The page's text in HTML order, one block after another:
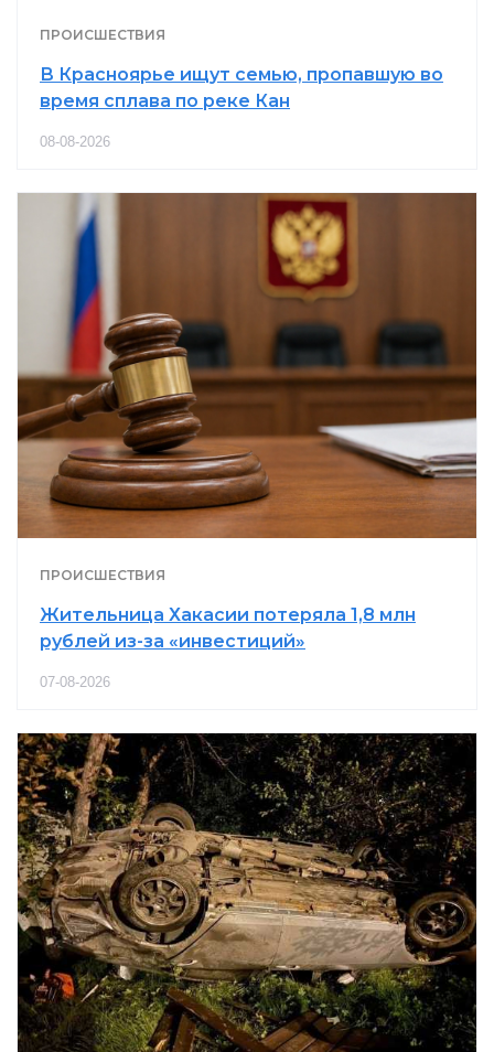
ПРОИСШЕСТВИЯ
В Красноярье ищут семью, пропавшую во
время сплава по реке Кан
08-08-2026
ПРОИСШЕСТВИЯ
Жительница Хакасии потеряла 1,8 млн
рублей из-за «инвестиций»
07-08-2026